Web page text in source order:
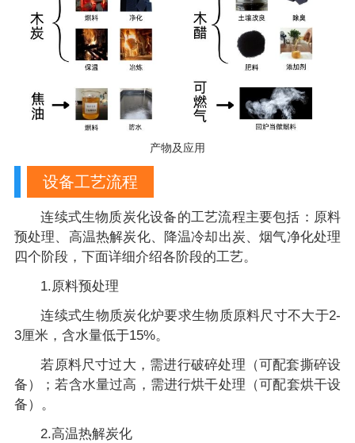
产物及应用
设备工艺流程
连续式生物质炭化设备的工艺流程主要包括：原料
预处理、高温热解炭化、降温冷却出炭、烟气净化处理
四个阶段，下面详细介绍各阶段的工艺。
1.原料预处理
连续式生物质炭化炉要求生物质原料尺寸不大于2-
3厘米，含水量低于15%。
若原料尺寸过大，需进行破碎处理（可配套撕碎设
备）；若含水量过高，需进行烘干处理（可配套烘干设
备）。
2.高温热解炭化